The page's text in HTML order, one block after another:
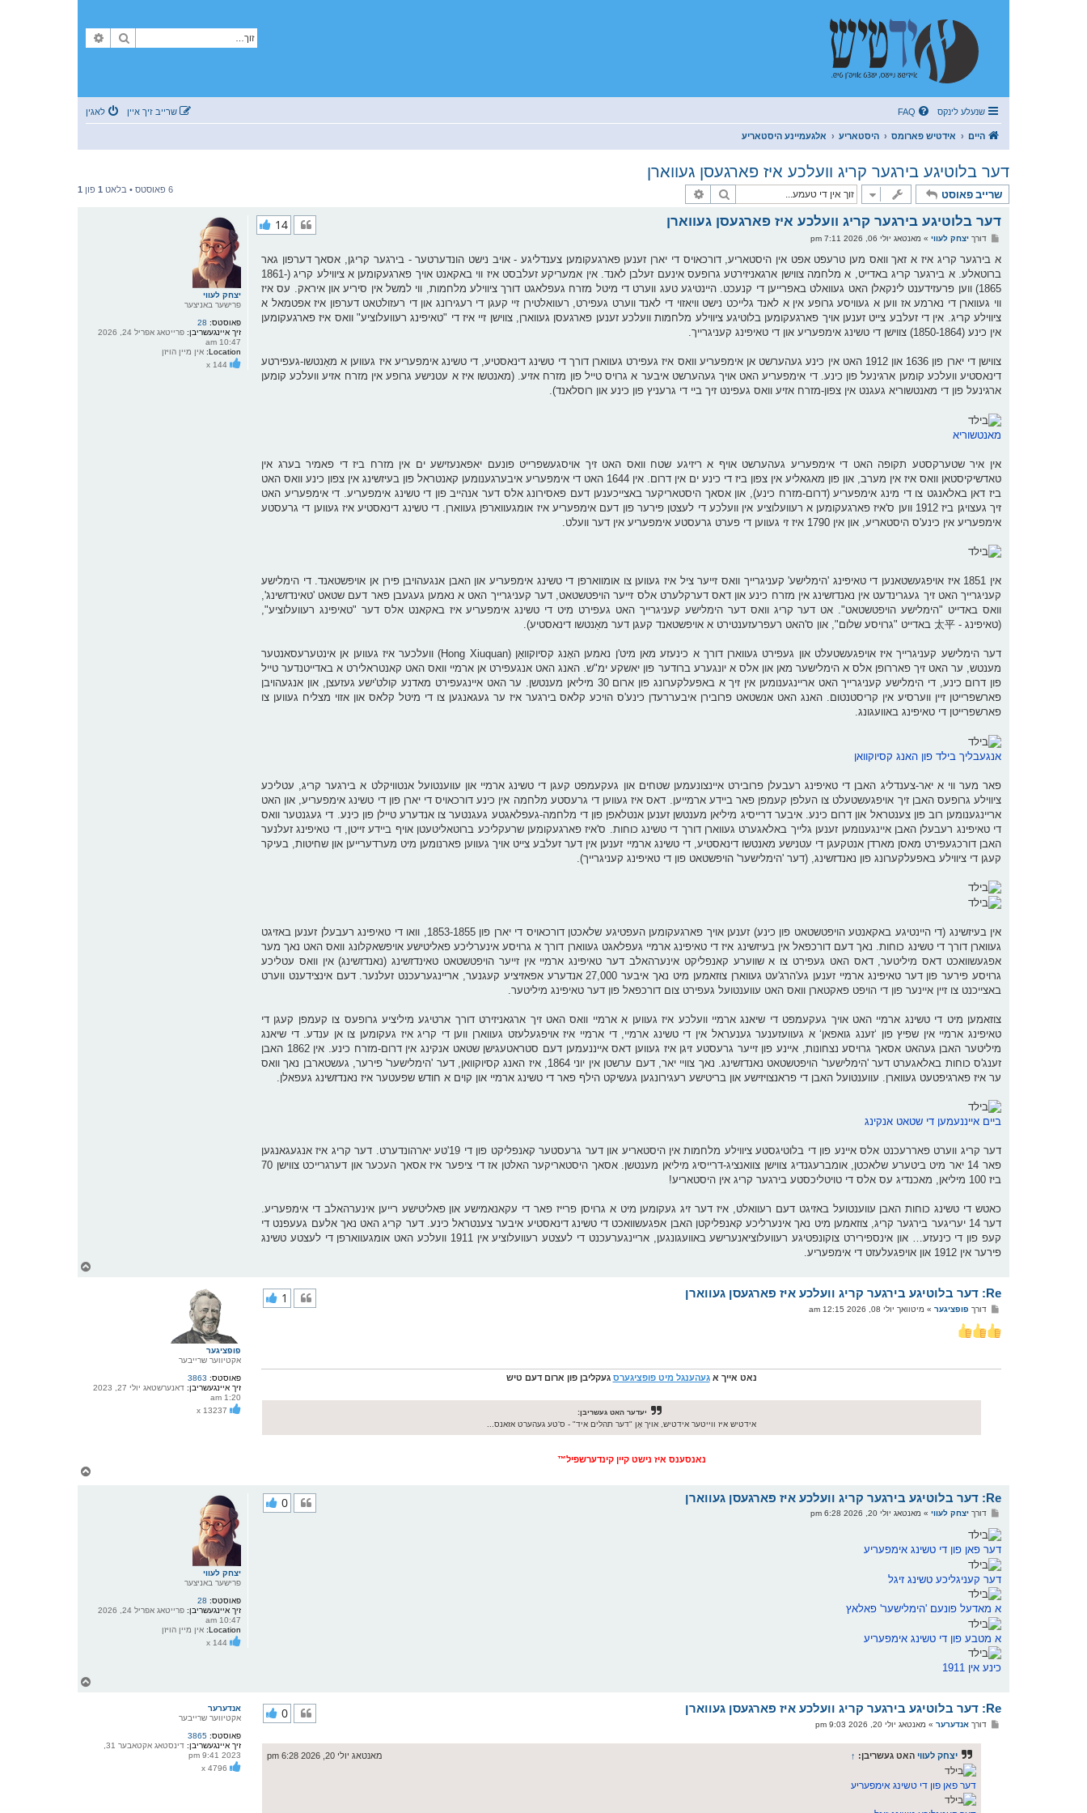
זוך
שנעלע לינקס FAQ לאגין שרייב זיך איין
היים אידטיש פארומס היסטאריע אלגעמיינע היסטאריע
דער בלוטיגע בירגער קריג וועלכע איז פארגעסן געווארן
שרייב פאוסט זוך 6 פאוסטס • בלאט 1 פון 1
יצחק לעווי
פרישער באניצער
פאוסטס: 28
זיך איינגעשריבן:
פרייטאג אפריל 24, 2026
10:47 am
Location: אין מיין הויזן
דער בלוטיגע בירגער קריג וועלכע איז פארגעסן געווארן 14
פ
ו
ט
דורך יצחק לעווי» מאנטאג יולי 06, 2026 7:11 pm
א בירגער קריג איז א זאך וואס מען טרעפט אפט אין היסטאריע, דורכאויס די יארן זענען פארגעקומען צענדליגע - אויב נישט הונדערטער - בירגער קריגן, אסאך דערפון גאר
ברוטאלע. א בירגער קריג באדייט, א מלחמה צווישן ארגאניזירטע גרופעס אינעם זעלבן לאנד. אין אמעריקע זעלבסט איז ווי באקאנט אויך פארגעקומען א ציווילע קריג (1861-
1865) ווען פרעזידענט לינקאלן האט געוואלט באפרייען די קנעכט. היינטיגע טעג ווערט די מיטל מזרח געפלאגט דורך ציווילע מלחמות, ווי למשל אין סיריע און איראק. עס איז
ווי געווארן די נארמע אז ווען א געוויסע גרופע אין א לאנד גלייכט נישט וויאזוי די לאנד ווערט געפירט, רעוואלטירן זיי קעגן די רעגירונג און די רעזולטאט דערפון איז אפטמאל א
ציווילע קריג. אין די זעלבע צייט זענען אויך פארגעקומען בלוטיגע ציווילע מלחמות וועלכע זענען פארגעסן געווארן, צווישן זיי איז די "טאיפינג רעוועלוציע" וואס איז פארגעקומען
אין כינע (1850-1864) צווישן די טשינג אימפעריע און די טאיפינג קעניגרייך.
צווישן די יארן פון 1636 און 1912 האט אין כינע געהערשט אן אימפעריע וואס איז געפירט געווארן דורך די טשינג דינאסטיע, די טשינג אימפעריע איז געווען א מאַנטשו-געפירטע
דינאסטיע וועלכע קומען ארגינעל פון ​​כינע. די אימפעריע האט אויך געהערשט איבער א גרויס טייל פון מזרח אזיע. (מאנטשו איז א עטנישע גרופע אין מזרח אזיע וועלכע קומען
ארגינעל פון די מאנטשוריא געגנט אין צפון-מזרח אזיע וואס געפינט זיך ביי די גרעניץ פון כינע און רוסלאנד).
מאנטשוריא
אין איר שטערקסטע תקופה האט די אימפעריע געהערשט אויף א ריזיגע שטח וואס האט זיך אויסגעשפרייט פונעם יאפאנעזישע ים אין מזרח ביז די פאמיר בערג אין
טאדשיקיסטאן וואס איז אין מערב, און פון מאגאליע אין צפון ביז די כינע ים אין דרום. אין 1644 האט די אימפעריע איבערגענומען קאנטראל פון בעיזשינג אין צפון כינע וואס האט
ביז דאן באלאנגט צו די מינג אימפעריע (דרום-מזרח כינע), און אסאך היסטאריקער באצייכענען דעם פאסירונג אלס דער אנהייב פון די טשינג אימפעריע. די אימפעריע האט
זיך געצויגן ביז 1912 ווען ס'איז פארגעקומען א רעוועלוציע אין וועלכע די לעצטן פירער פון דעם אימפעריע איז אומגעווארפן געווארן. די טשינג דינאסטיע איז געווען די גרעסטע
אימפעריע אין כינע'ס היסטאריע, און אין 1790 איז זי געווען די פערט גרעסטע אימפעריע אין דער וועלט.
אין 1851 איז אויפגעשטאנען די טאיפינג 'הימלישע' קעניגרייך וואס זייער ציל איז געווען צו אומווארפן די טשינג אימפעריע און האבן אנגעהויבן פירן אן אויפשטאנד. די הימלישע
קעניגרייך האט זיך געגרינדעט אין נאנדזשינג אין מזרח כינע און דאס דערקלערט אלס זייער הויפטשטאט, דער קעניגרייך האט א נאמען געגעבן פאר דעם שטאט 'טאינדזשינג',
וואס באדייט "הימלישע הויפטשטאט". אט דער קריג וואס דער הימלישע קעניגרייך האט געפירט מיט די טשינג אימפעריע איז באקאנט אלס דער "טאיפינג רעוועלוציע",
(טאיפינג - 太平 באדייט "גרויסע שלום", און ס'האט רעפרעזענטירט א אויפשטאנד קעגן דער מאַנטשו דינאסטיע).
דער הימלישע קעניגרייך איז אויפגעשטעלט און געפירט געווארן דורך א כינעזע מאן מיט'ן נאמען האָנג קסיוקוואַן (Hong Xiuquan) וועלכער איז געווען אן אינטערעסאנטער
מענטש, ער האט זיך פאררופן אלס א הימלישער מאן און אלס א יונגערע ברודער פון יאשקע ימ"ש. האנג האט אנגעפירט אן ארמיי וואס האט קאנטראלירט א באדייטנדער טייל
פון דרום כינע, די הימלישע קעניגרייך האט אריינגענומען אין זיך א באפעלקערונג פון ארום 30 מיליאן מענטשן. ער האט איינגעפירט מאדנע קולט'ישע געזעצן, און אנגעהויבן
פארשפרייטן זיין ווערסיע אין קריסטנטום. האנג האט אנשטאט פרובירן איבעררעדן כינע'ס הויכע קלאס בירגער איז ער געגאנגען צו די מיטל קלאס און אזוי מצליח געווען צו
פארשפרייטן די טאיפינג באוועגונג.
אנגעבליך בילד פון האנג קסיוקוואן
פאר מער ווי א יאר-צענדליג האבן די טאיפינג רעבעלן פרובירט איינצונעמען שטחים און געקעמפט קעגן די טשינג ארמיי און עווענטועל אנטוויקלט א בירגער קריג, עטליכע
ציווילע גרופעס האבן זיך אויפגעשטעלט צו העלפן קעמפן פאר ביידע ארמייען. דאס איז געווען די גרעסטע מלחמה אין כינע דורכאויס די יארן פון די טשינג אימפעריע, און האט
אריינגענומען רוב פון צענטראל און דרום כינע. איבער דרייסיג מיליאן מענטשן זענען אנטלאפן פון די מלחמה-געפלאגטע געגנטער צו אנדערע טיילן פון כינע. די געגנטער וואס
די טאיפינג רעבעלן האבן איינגענומען זענען גלייך באלאגערט געווארן דורך די טשינג כוחות. ס'איז פארגעקומען שרעקליכע ברוטאליטעטן אויף ביידע זייטן, די טאיפינג זעלנער
האבן דורכגעפירט מאסן מארדן אנטקעגן די עטנישע מאנטשו דינאסטיע, די טשינג ארמיי זענען אין דער זעלבע צייט אויך געווען פארנומען מיט מערדערייען און שחיטות, בעיקר
קעגן די ציווילע באפעלקערונג פון נאנדזשינג, (דער 'הימלישער' הויפשטאט פון די טאיפינג קעניגרייך).
אין בעיזשינג (די היינטיגע באקאנטע הויפטשטאט פון כינע) זענען אויך פארגעקומען העפטיגע שלאכטן דורכאויס די יארן פון 1853-1855, וואו די טאיפינג רעבעלן זענען באזיגט
געווארן דורך די טשינג כוחות. נאך דעם דורכפאל אין בעיזשינג איז די טאיפינג ארמיי געפלאגט געווארן דורך א גרויסע אינערליכע פאליטישע אויפשאקלונג וואס האט נאך מער
אפגעשוואכט דאס מיליטער, דאס האט געפירט צו א שווערע קאנפליקט אינערהאלב דער טאיפינג ארמיי אין זייער הויפטשטאט טאינדזשינג (נאנדזשינג) אין וואס עטליכע
גרויסע פירער פון דער טאיפינג ארמיי זענען גע'הרג'עט געווארן צוזאמען מיט נאך איבער 27,000 אנדערע אפאזיציע קעגנער, אריינגערעכנט זעלנער. דעם אינצידענט ווערט
באצייכנט צו זיין איינער פון די הויפט פאקטארן וואס האט עווענטועל געפירט צום דורכפאל פון דער טאיפינג מיליטער.
צוזאמען מיט די טשינג ארמיי האט אויך געקעמפט די שיאנג ארמיי וועלכע איז געווען א ארמיי וואס האט זיך ארגאניזירט דורך ארטיגע מיליציע גרופעס צו קעמפן קעגן די
טאיפינג ארמיי אין שפיץ פון ‘זענג גואפאן‘ א געוועזענער גענעראל אין די טשינג ארמיי, די ארמיי איז אויפגעלעזט געווארן ווען די קריג איז געקומען צו אן ענדע. די שיאנג
מיליטער האבן געהאט אסאך גרויסע נצחונות, איינע פון זייער גרעסטע זיגן איז געווען דאס אייננעמען דעם סטראטעגישן שטאט אנקינג אין דרום-מזרח כינע. אין 1862 האבן
זענג'ס כוחות באלאגערט דער 'הימלישער' הויפטשטאט נאנדזשינג. נאך צוויי יאר, דעם ערשטן אין יוני 1864, איז האנג קסיוקוואן, דער 'הימלישער' פירער, געשטארבן נאך וואס
ער איז פארגיפטעט געווארן. עווענטועל האבן די פראנצויזישע און בריטישע רעגירונגען געשיקט הילף פאר די טשינג ארמיי און קוים א חודש שפעטער איז נאנדזשינג געפאלן.
ביים אייננעמען די שטאט אנקינג
דער קריג ווערט פאררעכנט אלס איינע פון ​​די בלוטיגסטע ציווילע מלחמות אין היסטאריע און דער גרעסטער קאנפליקט פון די 19'טע יארהונדערט. דער קריג איז אנגעגאנגען
פאר 14 יאר מיט ביטערע שלאכטן, אומברעגנדיג צווישן צוואנציג-דרייסיג מיליאן מענטשן. אסאך היסטאריקער האלטן אז די ציפער איז אסאך העכער און דערגרייכט צווישן 70
ביז 100 מיליאן, מאכנדיג עס אלס די טויטליכסטע בירגער קריג אין היסטאריע!
כאטש די טשינג כוחות האבן עווענטועל באזיגט דעם רעוואלט, איז דער זיג געקומען מיט א גרויסן פרייז פאר די עקאנאמישע און פאליטישע רייען אינערהאלב די אימפעריע.
דער 14 יעריגער בירגער קריג, צוזאמען מיט נאך אינערליכע קאנפליקטן האבן אפגעשוואכט די טשינג דינאסטיע איבער צענטראל כינע. דער קריג האט נאך אלעם געעפנט די
קעפ פון די כינעזע… און אינספירירט צוקונפטיגע רעוועלוציאנערישע באוועגונגען, אריינגערעכנט די לעצטע רעוועלוציע אין 1911 וועלכע האט אומגעווארפן די לעצטע טשינג
פירער אין 1912 און אויפגעלעזט די אימפעריע.
פופציגער
אקטיווער שרייבער
פאוסטס: 3863
זיך איינגעשריבן:
דאנערשטאג יולי 27, 2023
1:20 am
Re: דער בלוטיגע בירגער קריג וועלכע איז פארגעסן געווארן 1
פ
ו
ס
דורך פופציגער» מיטוואך יולי 08, 2026 12:15 am
נאט אייך אגעהענגל מיט פופציגערס געקליבן פון ארום דעם טיש
יעדער האט געשריבן:
אידטיש איז ווייטער אידטיש, אויך אָן "דער תהלים איד" - ס'טע געהערט אזאנס...
נאנסענס איז נישט קיין קינדערשפיל™
יצחק לעווי
פרישער באניצער
פאוסטס: 28
זיך איינגעשריבן:
פרייטאג אפריל 24, 2026
10:47 am
Location: אין מיין הויזן
Re: דער בלוטיגע בירגער קריג וועלכע איז פארגעסן געווארן 0
פ
ו
ס
ט
דורך יצחק לעווי» מאנטאג יולי 20, 2026 6:28 pm
דער פאן פון די טשינג אימפעריע
דער קעניגליכע טשינג זיגל
א מאדעל פונעם 'הימלישער' פאלאץ
א מטבע פון די טשינג אימפעריע
כינע אין 1911
אנדערער
אקטיווער שרייבער
פאוסטס: 3865
זיך איינגעשריבן:
2023 9:41 pm
Re: דער בלוטיגע בירגער קריג וועלכע איז פארגעסן געווארן 0
פדורך אנדערער» מאנטאג יולי 20, 2026 9:03 pm
יצחק לעווי האט געשריבן: ↑ מאנטאג יולי 20, 2026 6:28 pm
דער פאן פון די טשינג אימפעריע